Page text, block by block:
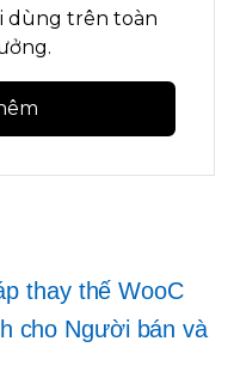
dùng trên toàn
thay thế WooC
cho Người bán và